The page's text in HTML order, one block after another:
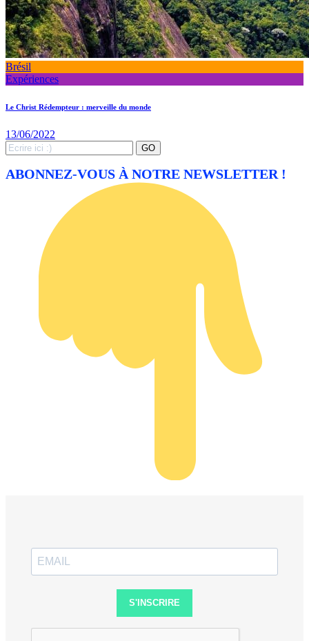
Brésil
Expériences
Le Christ Rédempteur : merveille du monde
13/06/2022
Search
for:
GO
ABONNEZ-VOUS À NOTRE NEWSLETTER !
S'INSCRIRE